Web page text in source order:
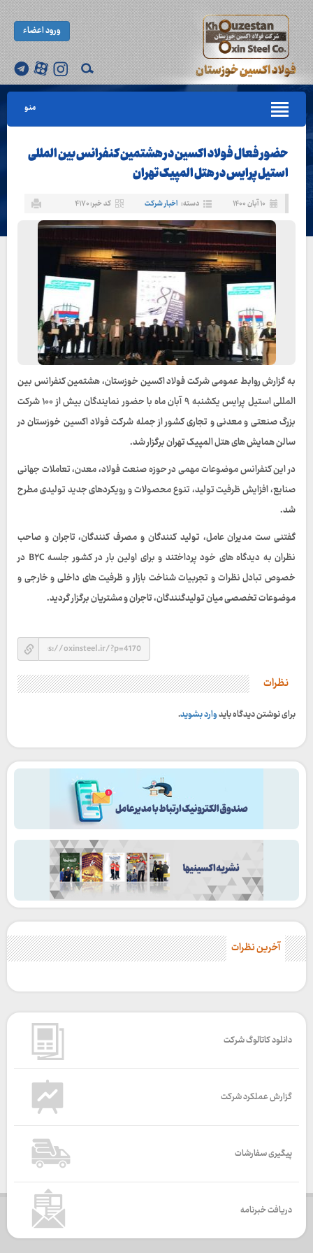
ورود اعضاء
منو
حضور فعال فولاد اکسین در هشتمین کنفرانس بین المللی
استیل پرایس در هتل المپیک تهران
۱۰ آبان ۱۴۰۰ دسته: اخبار شرکت کد خبر: ۴۱۷۰
به گزارش روابط عمومی شرکت فولاد اکسین خوزستان، هشتمین کنفرانس بین
المللی استیل پرایس یکشنبه ۹ آبان ماه با حضور نمایندگان بیش از ۱۰۰ شرکت
بزرگ صنعتی و معدنی و تجاری کشور از جمله شرکت فولاد اکسین خوزستان در
سالن همایش های هتل المپیک تهران برگزار شد.
در این کنفرانس موضوعات مهمی در حوزه صنعت فولاد، معدن، تعاملات جهانی
صنایع، افزایش ظرفیت تولید، تنوع محصولات و رویکردهای جدید تولیدی مطرح
شد.
گفتنی ست مدیران عامل، تولید کنندگان و مصرف کنندگان، تاجران و صاحب
نظران به دیدگاه های خود پرداختند و برای اولین بار در کشور جلسه B۲C در
خصوص تبادل نظرات و تجربیات شناخت بازار و ظرفیت های داخلی ‌و خارجی و
موضوعات تخصصی میان تولیدگنندگان، تاجران و مشتریان برگزار گردید.
نظرات
برای نوشتن دیدگاه بایدوارد بشوید.
آخرین نظرات
دانلود کاتالوگ شرکت
گزارش عملکرد شرکت
پیگیری سفارشات
دریافت خبرنامه